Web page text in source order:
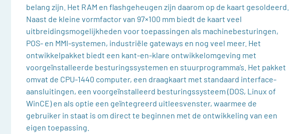
belang zijn. Het RAM en flashgeheugen zijn daarom op de kaart gesoldeerd.
Naast de kleine vormfactor van 97×100 mm biedt de kaart veel
uitbreidingsmogelijkheden voor toepassingen als machinebesturingen,
POS- en MMI-systemen, industriële gateways en nog veel meer. Het
ontwikkelpakket biedt een kant-en-klare ontwikkelomgeving met
voorgeïnstalleerde besturingssystemen en stuurprogramma’s. Het pakket
omvat de CPU-1440 computer, een draagkaart met standaard interface-
aansluitingen, een voorgeïnstalleerd besturingssysteem (DOS, Linux of
WinCE) en als optie een geïntegreerd uitleesvenster, waarmee de
gebruiker in staat is om direct te beginnen met de ontwikkeling van een
eigen toepassing.